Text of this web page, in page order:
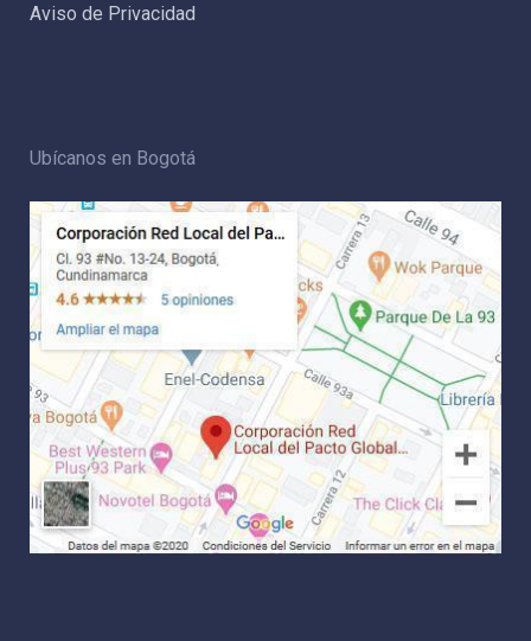
Aviso de Privacidad
Ubícanos en Bogotá